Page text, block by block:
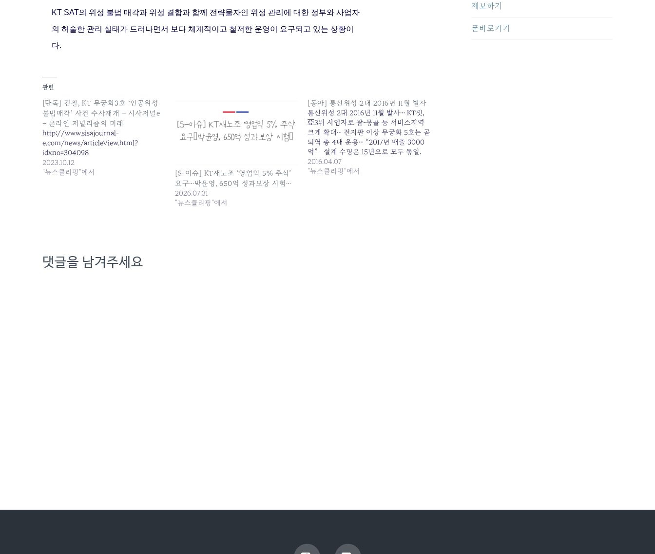
KT SAT의 위성 불법 매각과 위성 결함과 함께 전략물자인 위성 관리에 대한 정부와 사업자
의 허술한 관리 실태가 드러나면서 보다 체계적이고 철저한 운영이 요구되고 있는 상황이
다.
관련
[단독] 검찰, KT 무궁화3호 ‘인공위성
불법매각’ 사건 수사재개 – 시사저널e
– 온라인 저널리즘의 미래
http://www.sisajournal-
e.com/news/articleView.html?
idxno=304098
2023.10.12
"뉴스클리핑"에서
[S-이슈] KT새노조 ‘영업익 5% 주식’
요구…박윤영, 650억 성과보상 시험…
2026.07.31
"뉴스클리핑"에서
[동아] 통신위성 2대 2016년 11월 발사
통신위성 2대 2016년 11월 발사… KT샛,
亞3위 사업자로 괌-몽골 등 서비스지역
크게 확대… 전지판 이상 무궁화 5호는 곧
퇴역 총 4대 운용… “2017년 매출 3000
억” 설계 수명은 15년으로 모두 동일.
KT의 자회사이자 국내 유일의 위성사업
사인 KT샛이 올해 11월 통신위성 무궁화
2016.04.07
"뉴스클리핑"에서
댓글을 남겨주세요
제보하기
폰바로가기